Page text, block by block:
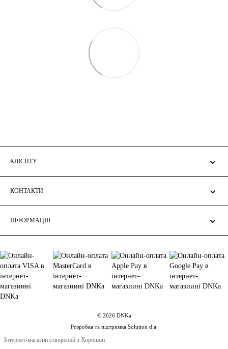
КЛІЄНТУ
КОНТАКТИ
ІНФОРМАЦІЯ
© 2026 DNKa
Розробка та підтримка Solution d.a.
Інтернет-магазин створений з Хорошоп